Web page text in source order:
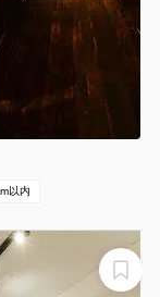
13-25-2F
以内
48名着
、マイク